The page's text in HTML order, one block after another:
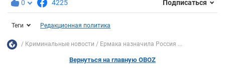
0 4225 Подписаться
Теги Редакционная политика
Криминальные новости Ермака назначила Россия ...
Вернуться на главную OBOZ